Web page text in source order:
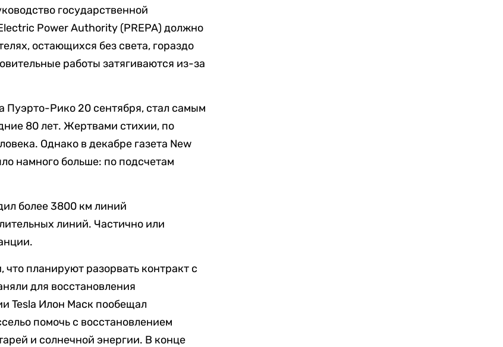
государственной
Power Authority (PREPA) должно
остающихся без света, гораздо
работы затягиваются из-за
Пуэрто-Рико 20 сентября, стал самым
80 лет. Жертвами стихии, по
Однако в декабре газета New
намного больше: по подсчетам
более 3800 км линий
линий. Частично или
планируют разорвать контракт с
для восстановления
Tesla Илон Маск пообещал
помочь с восстановлением
и солнечной энергии. В конце